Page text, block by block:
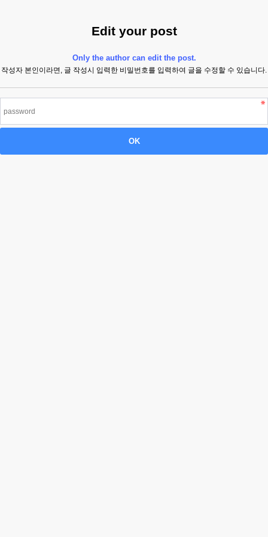
Edit your post
Only the author can edit the post.
작성자 본인이라면, 글 작성시 입력한 비밀번호를 입력하여 글을 수정할 수 있습니다.